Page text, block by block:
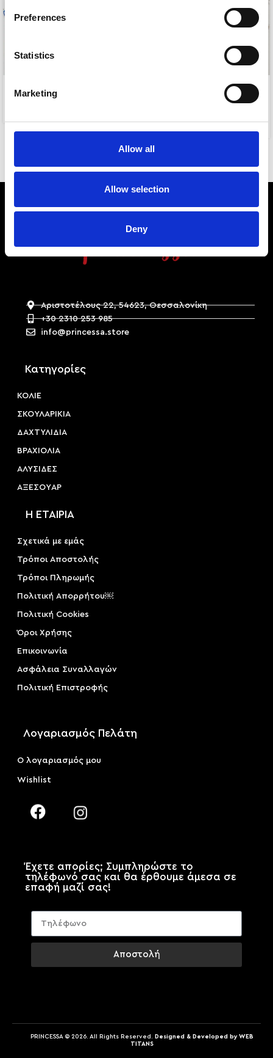
Preferences
Statistics
Marketing
Allow all
Allow selection
Deny
Αριστοτέλους 22, 54623, Θεσσαλονίκη
+30 2310 253 985
info@princessa.store
Κατηγορίες
ΚΟΛΙΕ
ΣΚΟΥΛΑΡΙΚΙΑ
ΔΑΧΤΥΛΙΔΙΑ
ΒΡΑΧΙΟΛΙΑ
ΑΛΥΣΙΔΕΣ
ΑΞΕΣΟΥAΡ
Η ΕΤΑΙΡΙΑ
Σχετικά με εμάς
Τρόποι Αποστολής
Τρόποι Πληρωμής
Πολιτική Απορρήτου￼
Πολιτική Cookies
Όροι Χρήσης
Επικοινωνία
Ασφάλεια Συναλλαγών
Πολιτική Επιστροφής
Λογαριασμός Πελάτη
Ο λογαριασμός μου
Wishlist
Έχετε απορίες; Συμπληρώστε το
τηλέφωνό σας και θα έρθουμε άμεσα σε
επαφή μαζί σας!
Αποστολή
PRINCESSA © 2026. All Rights Reserved.
Designed & Developed by WEB
TITANS